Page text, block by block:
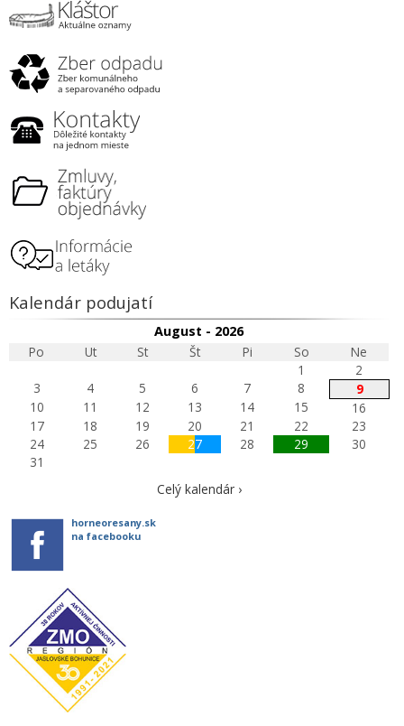
Kalendár podujatí
August - 2026
Po
Ut St Št Pi So
Ne
1
2
3
4 5 6 7 8
9
10
11 12 13 14 15
16
17
18 19 20 21 22
23
24
25 26 27 28 29
30
31
Celý kalendár ›
horneoresany.sk
na facebooku